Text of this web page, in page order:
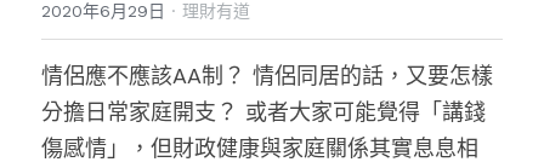
2020年6月29日 · 理財有道
情侶應不應該AA制？ 情侶同居的話，又要怎樣
分擔日常家庭開支？ 或者大家可能覺得「講錢
傷感情」，但財政健康與家庭關係其實息息相